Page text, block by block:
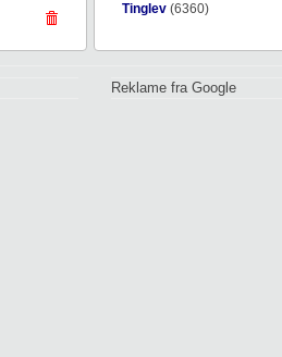
Tinglev (6360)
Reklame fra Google